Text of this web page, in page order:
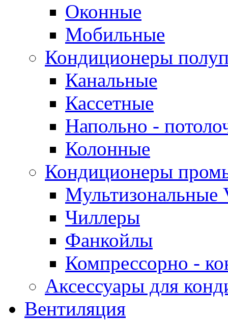
Оконные
Мобильные
Кондиционеры
Канальные
Кассетные
Напольно -
Колонные
Кондиционеры
Мультизональные
Чиллеры
Фанкойлы
Компрессорно -
Аксессуары для
Вентиляция